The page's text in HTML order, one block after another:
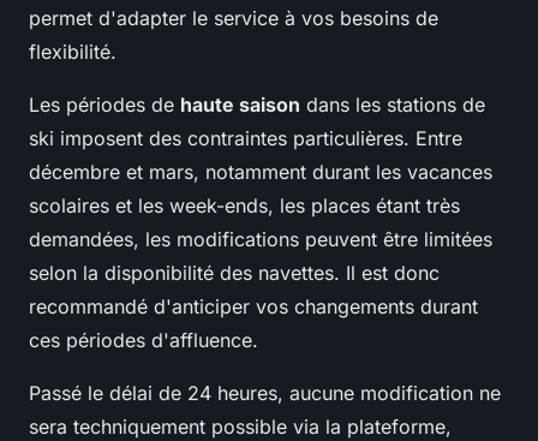
permet d'adapter le service à vos besoins de
flexibilité.
Les périodes de haute saison dans les stations de
ski imposent des contraintes particulières. Entre
décembre et mars, notamment durant les vacances
scolaires et les week-ends, les places étant très
demandées, les modifications peuvent être limitées
selon la disponibilité des navettes. Il est donc
recommandé d'anticiper vos changements durant
ces périodes d'affluence.
Passé le délai de 24 heures, aucune modification ne
sera techniquement possible via la plateforme,